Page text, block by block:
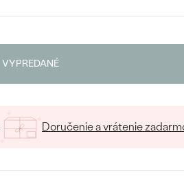
VYPREDANÉ
Doručenie a vrátenie